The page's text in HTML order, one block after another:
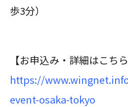
歩3分）
【お申込み・詳細はこちら
https://
event-osaka-tokyo